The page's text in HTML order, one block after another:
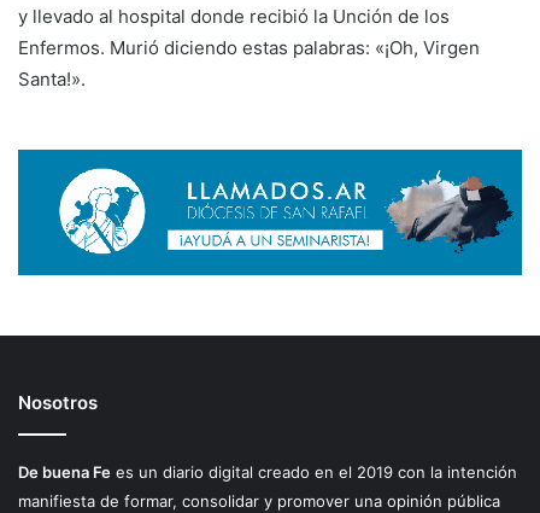
y llevado al hospital donde recibió la Unción de los
Enfermos. Murió diciendo estas palabras: «¡Oh, Virgen
Santa!».
Nosotros
De buena Fe es un diario digital creado en el 2019 con la intención
manifiesta de formar, consolidar y promover una opinión pública